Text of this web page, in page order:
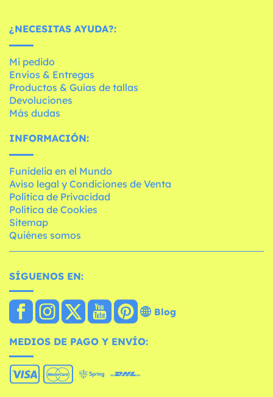
¿NECESITAS AYUDA?:
Mi pedido
Envíos & Entregas
Productos & Guías de tallas
Devoluciones
Más dudas
INFORMACIÓN:
Funidelia en el Mundo
Aviso legal y Condiciones de Venta
Política de Privacidad
Política de Cookies
Sitemap
Quiénes somos
SÍGUENOS EN:
Blog
MEDIOS DE PAGO Y ENVÍO: